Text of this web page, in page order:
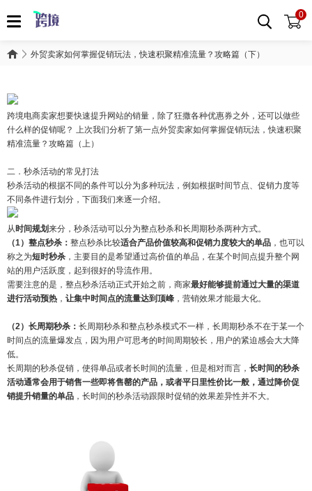
0
外贸卖家如何掌握促销玩法，快速积聚精准流量？攻略篇（下）
跨境电商卖家想要快速提升网站的销量，除了狂撒各种优惠券之外，还可以做些
什么样的促销呢？ 上次我们分析了第一点外贸卖家如何掌握促销玩法，快速积聚
精准流量？攻略篇（上）
二．秒杀活动的常见打法
秒杀活动的根据不同的条件可以分为多种玩法，例如根据时间节点、促销力度等
不同条件进行划分，下面我们来逐一介绍。
从时间规划来分，秒杀活动可以分为整点秒杀和长周期秒杀两种方式。
（1）整点秒杀： 整点秒杀比较适合产品价值较高和促销力度较大的单品 ，也可以
称之为短时秒杀 ，主要目的是希望通过高价值的单品，在某个时间点提升整个网
站的用户活跃度，起到很好的导流作用。
需要注意的是，整点秒杀活动正式开始之前，商家最好能够提前通过大量的渠道
进行活动预热 ， 让集中时间点的流量达到顶峰 ，营销效果才能最大化。
（2）长周期秒杀： 长周期秒杀和整点秒杀模式不一样，长周期秒杀不在于某一个
时间点的流量爆发点，因为用户可思考的时间周期较长，用户的紧迫感会大大降
低。
长周期的秒杀促销，使得单品或者长时间的流量，但是相对而言， 长时间的秒杀
活动通常会用于销售一些即将售罄的产品，或者平日里性价比一般，通过降价促
销提升销量的单品 ，长时间的秒杀活动跟限时促销的效果差异性并不大。